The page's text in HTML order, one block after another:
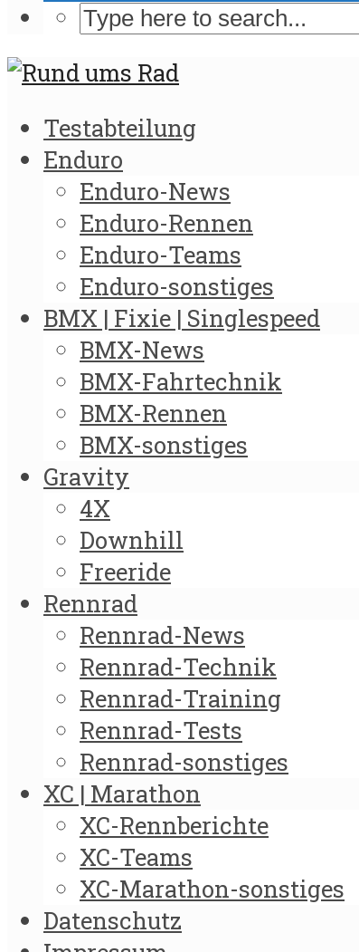
Testabteilung
Enduro
Enduro-News
Enduro-Rennen
Enduro-Teams
Enduro-sonstiges
BMX | Fixie | Singlespeed
BMX-News
BMX-Fahrtechnik
BMX-Rennen
BMX-sonstiges
Gravity
4X
Downhill
Freeride
Rennrad
Rennrad-News
Rennrad-Technik
Rennrad-Training
Rennrad-Tests
Rennrad-sonstiges
XC | Marathon
XC-Rennberichte
XC-Teams
XC-Marathon-sonstiges
Datenschutz